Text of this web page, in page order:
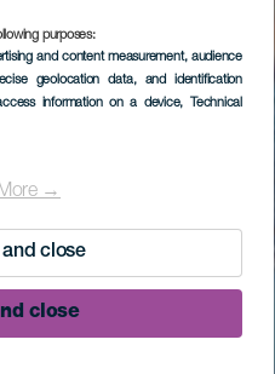
purposes:
and content measurement, audience
geolocation data, and identification
information on a device, Technical
→
close
close